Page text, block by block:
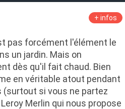
+ infos
pas forcément l'élément le
un jardin. Mais on
dès qu'il fait chaud. Bien
en véritable atout pendant
(surtout si vous ne partez
Merlin qui nous propose